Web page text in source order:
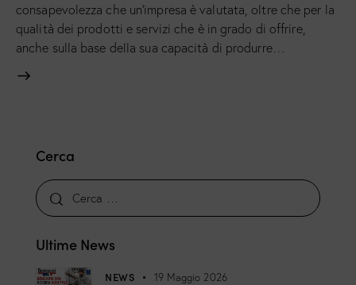
consapevolezza che un’impresa è valutata, oltre che per la
qualità dei prodotti e servizi che è in grado di offrire,
anche sulla base della sua capacità di produrre…
Cerca
Ultime News
NEWS 19 Maggio 2026